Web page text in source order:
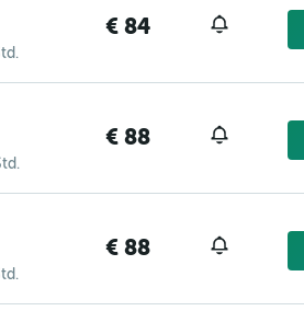
€ 84
€ 88
€ 88